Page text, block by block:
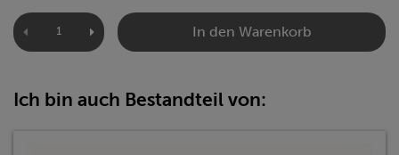
In den Warenkorb
Ich bin auch Bestandteil von: